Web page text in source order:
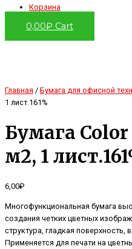
Корзина
0,00₽ Cart
Главная / Бумага для офисной
1 лист.161%
Бумага Color
м2, 1
6,00₽
Многофункциональная бумага
создания четких цветных
структура, гладкая поверхность,
Применяется для печати на